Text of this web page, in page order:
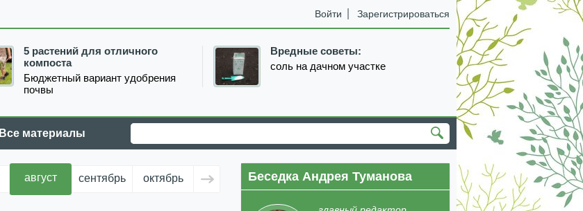
Войти Зарегистрироваться
5 растений для отличного
компоста
Бюджетный вариант удобрения
почвы
Вредные советы:
соль на дачном участке
Все материалы
август сентябрь октябрь ноябрь декабрь январь февраль март апрель
Беседка Андрея Туманова